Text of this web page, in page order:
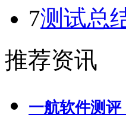
7测试总
推荐资讯
一航软件测评